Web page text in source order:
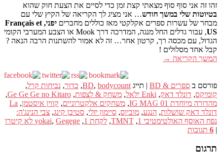
זהו זה אני סוף סוף מצאתי קצת זמן כדי לסיים את הצעת חוק שהוא
בטיוטות שלי במשך חודש… אני מציג לך הקריאה של הקיץ שלי עם
מבחר של עשרות ספרים אקלקטי מאז כוללים מחברים
יפני, Français et
US
, עבור גדלים החל מנגה, המדרכה דרך Mook או הצבע המערבי הקומי
הגדול, עם מכסה רך, קרטון אחר… זה לא אמור להשתנות הרבה הנאה ?
קבל אחד מסלולים !
המשך הקריאה →
פורסם ב ספרים & BD | תייג BD, bodycount
, כדור, נביחות קרל,
קומיקס, דונלד דאק, Enki ילאל , משחק & לצפות,
Ge Ge Ge no Kitaro
,
מהדורה מיוחדת IG MAG 01
, משחקים אלקטרוניים, קווין איסטמן,
La
דונלד דאק שושלות, הנגע, מוביוס, סיימון יזלי, סטיבן קינג, צבי הנינג'ה:
נפח האוסף האולטימטיבי 1
,
TMNT
, לקחת 1 ,
yokai, Gegege לא קיטרו
|
6 תגובות
תרגום